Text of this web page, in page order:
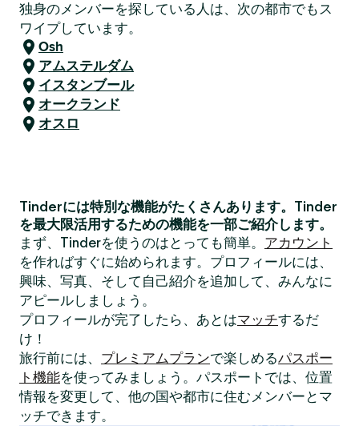
独身のメンバーを探している人は、次の都市でもス
ワイプしています。
Osh
アムステルダム
イスタンブール
オークランド
オスロ
Tinderには特別な機能がたくさんあります。Tinder
を最大限活用するための機能を一部ご紹介します。
まず、Tinderを使うのはとっても簡単。 アカウント
を作ればすぐに始められます。プロフィールには、
興味、写真、そして自己紹介を追加して、みんなに
アピールしましょう。
プロフィールが完了したら、あとはマッチするだ
け！
旅行前には、 プレミアムプランで楽しめるパスポー
ト機能を使ってみましょう。パスポートでは、位置
情報を変更して、他の国や都市に住むメンバーとマ
ッチできます。